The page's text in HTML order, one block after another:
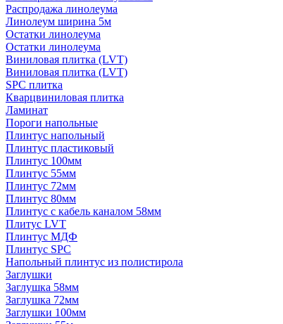
Распродажа линолеума
Линолеум ширина 5м
Остатки линолеума
Остатки линолеума
Виниловая плитка (LVT)
Виниловая плитка (LVT)
SPC плитка
Кварцвиниловая плитка
Ламинат
Пороги напольные
Плинтус напольный
Плинтус пластиковый
Плинтус 100мм
Плинтус 55мм
Плинтус 72мм
Плинтус 80мм
Плинтус с кабель каналом 58мм
Плитус LVT
Плинтус МДФ
Плинтус SPC
Напольный плинтус из полистирола
Заглушки
Заглушка 58мм
Заглушка 72мм
Заглушки 100мм